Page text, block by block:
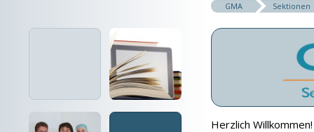
GMA Sektionen
Herzlich Willkommen!